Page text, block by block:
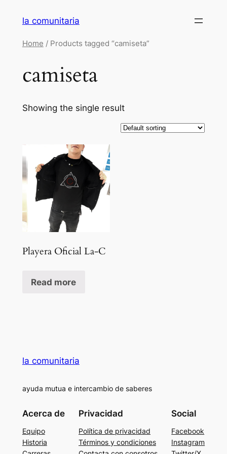
la comunitaria
Home / Products tagged “camiseta”
camiseta
Showing the single result
Playera Oficial La-C
Read more
la comunitaria
ayuda mutua e intercambio de saberes
Acerca de
Equipo
Historia
Privacidad
Política de privacidad
Términos y condiciones
Social
Facebook
Instagram